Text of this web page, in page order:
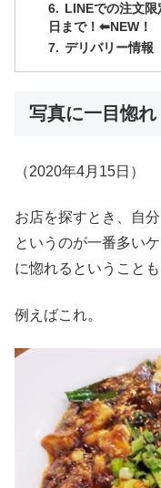
LINEでの注文
日まで！⬅︎NEW！
デリバリー情報
写真に一目惚れ
（2020年4月15日）
お店を探すとき、自
というのが一番多い
に惚れるということも
例えばこれ。